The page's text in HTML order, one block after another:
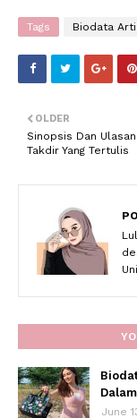
Tags Biodata
OLDER
Sinopsis Dan
Takdir Yang Tertulis
June